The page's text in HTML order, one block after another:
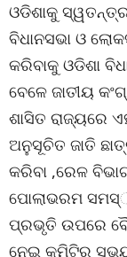
ଓଡିଶାକୁ ସ୍ୱତନ୍ତ୍ର
ବିଧାନସଭା ଓ
କରିବାକୁ ଓଡିଶା
ବେଳେ ଜାତୀୟ
ଶାସିତ ରାଜ୍ୟରେ
ଅନୁସୂଚିତ ଜାତି
କରିବା ,ରେଳ
ପୋଲାଭରମ
ପ୍ରଭୃତି ଉପରେ
ନେଇ କମିଟିର